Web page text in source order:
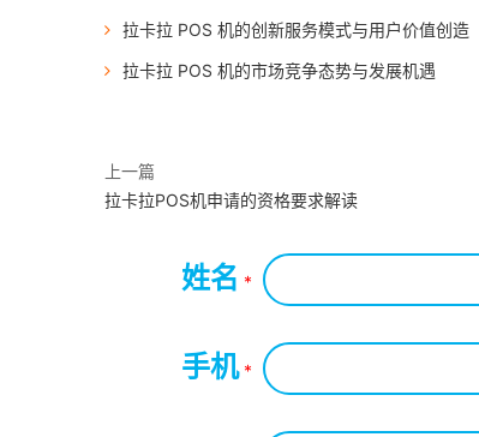
拉卡拉 POS 机的创新服务模式与用户价值创造
拉卡拉 POS 机的市场竞争态势与发展机遇
上一篇
拉卡拉POS机申请的资格要求解读
姓名 *
手机*